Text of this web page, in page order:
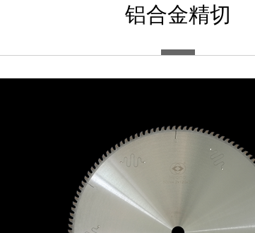
铝合金精切